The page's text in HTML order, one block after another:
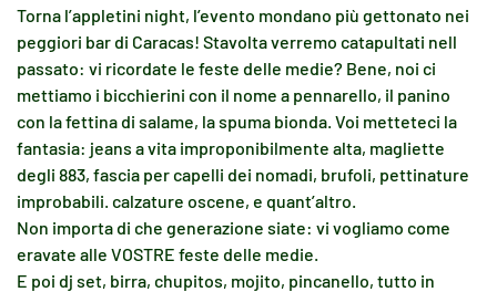
Torna l’appletini night, l’evento mondano più gettonato nei
peggiori bar di Caracas! Stavolta verremo catapultati nell
passato: vi ricordate le feste delle medie? Bene, noi ci
mettiamo i bicchierini con il nome a pennarello, il panino
con la fettina di salame, la spuma bionda. Voi metteteci la
fantasia: jeans a vita improponibilmente alta, magliette
degli 883, fascia per capelli dei nomadi, brufoli, pettinature
improbabili. calzature oscene, e quant’altro.
Non importa di che generazione siate: vi vogliamo come
eravate alle VOSTRE feste delle medie.
E poi dj set, birra, chupitos, mojito, pincanello, tutto in